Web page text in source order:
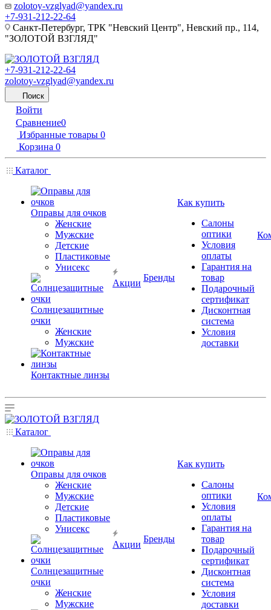
zolotoy-vzglyad@yandex.ru
+7-931-212-22-64
Санкт-Петербург, ТРК "Невский Центр", Невский пр., 114,
"ЗОЛОТОЙ ВЗГЛЯД"
+7-931-212-22-64
zolotoy-vzglyad@yandex.ru
Поиск
Войти
Сравнение0
Избранные товары 0
Корзина 0
Каталог
Оправы для очков
Женские
Мужские
Детские
Пластиковые
Унисекс
Солнцезащитные
очки
Женские
Мужские
Контактные линзы
Акции
Бренды
Как купить
Салоны
оптики
Условия
оплаты
Гарантия на
товар
Подарочный
сертификат
Дисконтная
система
Условия
доставки
Каталог
Оправы для очков
Женские
Мужские
Детские
Пластиковые
Унисекс
Солнцезащитные
очки
Женские
Мужские
Акции
Бренды
Как купить
Салоны
оптики
Условия
оплаты
Гарантия на
товар
Подарочный
сертификат
Дисконтная
система
Условия
доставки